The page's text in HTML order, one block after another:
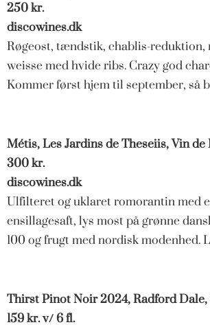
250 kr.
discowines.dk
Røgeost, tændstik, chablis-
weisse med hvide ribs. Crazy god
Kommer først hjem til september, så
Métis, Les Jardins de Theseiis, Vin de
300 kr.
discowines.dk
Ulfilteret og uklaret romorantin med
ensillagesaft, lys most på grønne
100 og frugt med nordisk modenhed.
Thirst Pinot Noir 2024, Radford
159 kr. v/ 6 fl.